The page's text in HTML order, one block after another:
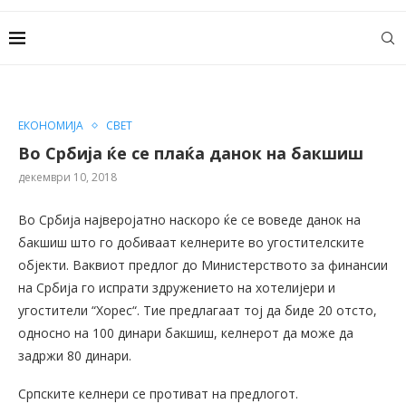
ЕКОНОМИЈА СВЕТ
Во Србија ќе се плаќа данок на бакшиш
декември 10, 2018
Во Србија најверојатно наскоро ќе се воведе данок на
бакшиш што го добиваат келнерите во угостителските
објекти. Ваквиот предлог до Министерството за финансии
на Србија го испрати здружението на хотелијери и
угостители “Хорес“. Тие предлагаат тој да биде 20 отсто,
односно на 100 динари бакшиш, келнерот да може да
задржи 80 динари.
Српските келнери се противат на предлогот.